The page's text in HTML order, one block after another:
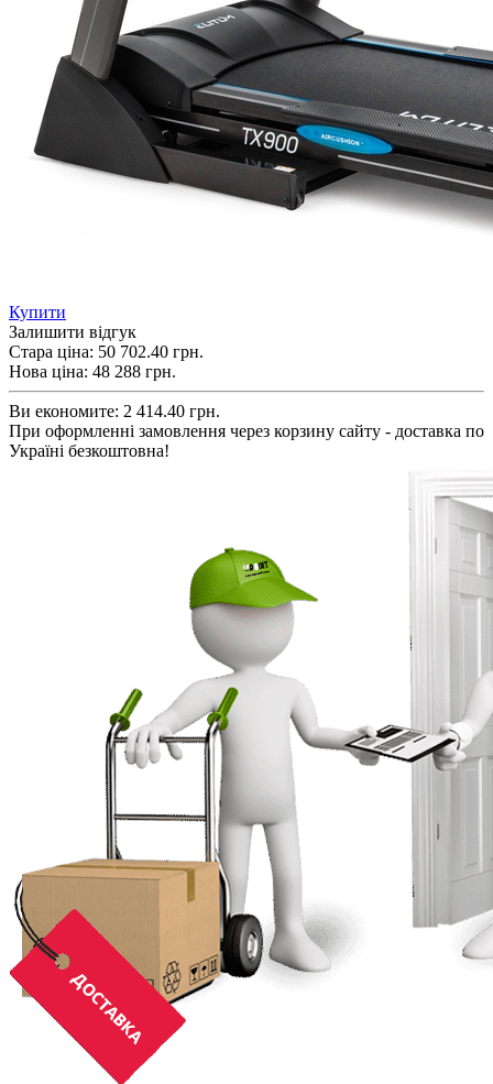
Купити
Залишити відгук
Стара ціна: 50 702.40 грн.
Нова ціна: 48 288 грн.
Ви економите: 2 414.40 грн.
При оформленні замовлення через корзину сайту - доставка по
Україні безкоштовна!